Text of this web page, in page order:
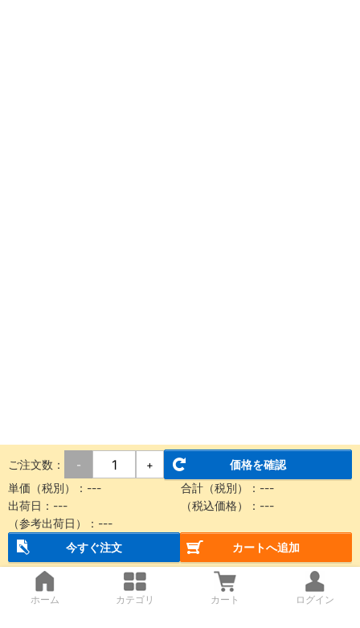
ご注文数： - +
価格を確認
単価（税別）： --- 合計（税別）： ---
出荷日： --- （税込価格）： ---
（参考出荷日）： ---
今すぐ注文
カートへ追加
ホーム カテゴリ カート ログイン